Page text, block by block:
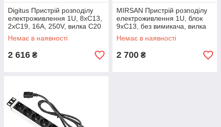
Digitus Пристрій розподілу
електроживлення 1U, 8xC13,
2xC19, 16A, 250V, вилка C20
Немає в наявності
2 616 ₴
MIRSAN Пристрій розподілу
електроживлення 1U, блок
9хC13, без вимикача, вилка
Schuko, алюмінієвий корпус,
кабель 1.8 м
Немає в наявності
2 700 ₴